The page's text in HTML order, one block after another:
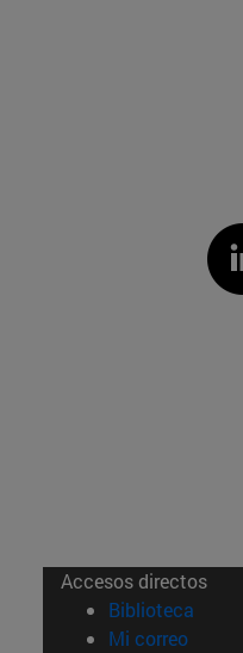
Accesos directos
Biblioteca
Mi correo(abre